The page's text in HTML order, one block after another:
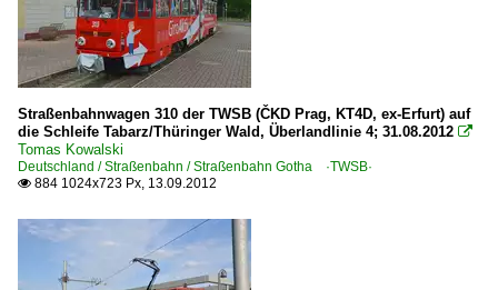
Straßenbahnwagen 310 der TWSB (ČKD Prag, KT4D, ex-Erfurt) auf
die Schleife Tabarz/Thüringer Wald, Überlandlinie 4; 31.08.2012 
Tomas Kowalski
Deutschland / Straßenbahn / Straßenbahn Gotha ·TWSB·
 884 1024x723 Px, 13.09.2012